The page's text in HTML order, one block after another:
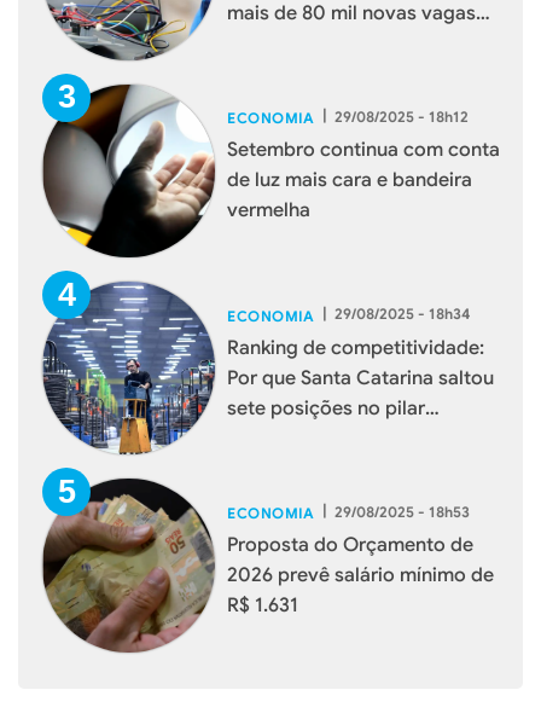
mais de 80 mil novas vagas
ECONOMIA | 29/08/2025 - 18h12
Setembro continua com conta
de luz mais cara e bandeira
vermelha
ECONOMIA | 29/08/2025 - 18h34
Ranking de competitividade:
Por que Santa Catarina saltou
sete posições no pilar
ECONOMIA | 29/08/2025 - 18h53
Proposta do Orçamento de
2026 prevê salário mínimo de
R$ 1.631